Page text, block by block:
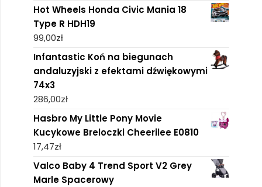
Hot Wheels Honda Civic Mania 18
Type R HDH19
99,00zł
Infantastic Koń na biegunach
andaluzyjski z efektami dźwiękowymi
74x3
286,00zł
Hasbro My Little Pony Movie
Kucykowe Breloczki Cheerilee E0810
17,47zł
Valco Baby 4 Trend Sport V2 Grey
Marle Spacerowy